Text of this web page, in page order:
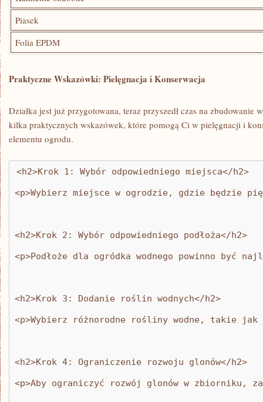
Piasek
Folia​ EPDM
Praktyczne Wskazówki: Pielęgnacja ⁢i Konserwacja
Działka ⁢jest⁤ już przygotowana, ⁣teraz ⁣przyszedł czas⁢ na ⁣zbudowanie
kilka praktycznych wskazówek, które pomogą Ci w pielęgnacji i
elementu ogrodu.
<h2>Krok 1: Wybór odpowiedniego miejsca</h2>
<p>Wybierz miejsce w ogrodzie, gdzie będzie
<h2>Krok 2: Wybór odpowiedniego podłoża</h2>
<p>Podłoże dla ogródka wodnego powinno
<h2>Krok 3: Dodanie roślin wodnych</h2>
<p>Wybierz różnorodne rośliny wodne, takie
<h2>Krok 4: Ograniczenie rozwoju glonów</h2>
<p>Aby ograniczyć rozwój glonów w zbiorniku,